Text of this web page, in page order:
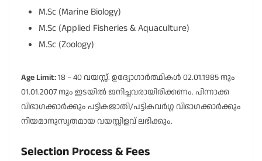
M.Sc (Marine Biology)
M.Sc (Applied Fisheries & Aquaculture)
M.Sc (Zoology)
Age Limit:18 – 40 വയസ്സ്. ഉദ്യോഗാർത്ഥികൾ 02.01.1985 നും
01.01.2007 നും ഇടയിൽ ജനിച്ചവരായിരിക്കണം. പിന്നാക്ക
വിഭാഗക്കാർക്കും പട്ടികജാതി/പട്ടികവർഗ്ഗ വിഭാഗക്കാർക്കും
നിയമാനുസൃതമായ വയസ്സിളവ് ലഭിക്കും.
Selection Process & Fees